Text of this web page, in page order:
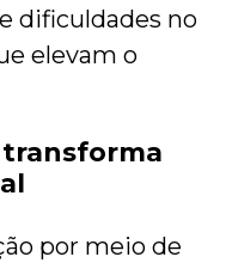
dificuldades no
elevam o
por meio de